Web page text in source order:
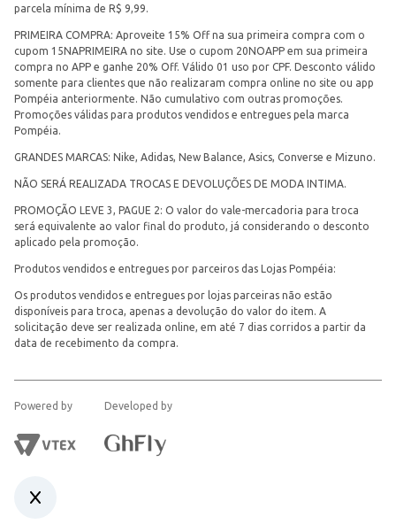
parcela mínima de R$ 9,99.
PRIMEIRA COMPRA: Aproveite 15% Off na sua primeira compra com o
cupom 15NAPRIMEIRA no site. Use o cupom 20NOAPP em sua primeira
compra no APP e ganhe 20% Off. Válido 01 uso por CPF. Desconto válido
somente para clientes que não realizaram compra online no site ou app
Pompéia anteriormente. Não cumulativo com outras promoções.
Promoções válidas para produtos vendidos e entregues pela marca
Pompéia.
GRANDES MARCAS: Nike, Adidas, New Balance, Asics, Converse e Mizuno.
NÃO SERÁ REALIZADA TROCAS E DEVOLUÇÕES DE MODA INTIMA.
PROMOÇÃO LEVE 3, PAGUE 2: O valor do vale-mercadoria para troca
será equivalente ao valor final do produto, já considerando o desconto
aplicado pela promoção.
Produtos vendidos e entregues por parceiros das Lojas Pompéia:
Os produtos vendidos e entregues por lojas parceiras não estão
disponíveis para troca, apenas a devolução do valor do item. A
solicitação deve ser realizada online, em até 7 dias corridos a partir da
data de recebimento da compra.
Powered by Developed by